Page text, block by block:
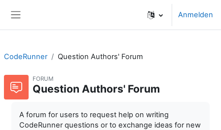
Anmelden
CodeRunner Question Authors' Forum
FORUM
Question Authors' Forum
A forum for users to request help on writing
CodeRunner questions or to exchange ideas for new